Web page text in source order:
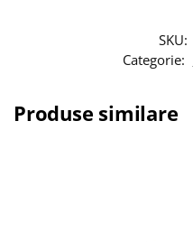
SKU:
Categorie:
Produse similare